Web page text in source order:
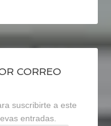
CORREO
suscribirte a este
entradas.